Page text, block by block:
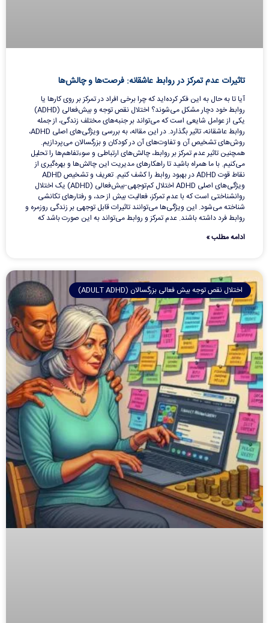
تاثیرات عدم تمرکز در روابط عاشقانه: فرصت‌ها و چالش‌ها
آیا تا به حال به این فکر کرده‌اید که چرا برخی افراد در تمرکز بر روی کارها یا
روابط خود دچار مشکل می‌شوند؟ اختلال نقص توجه و بیش‌فعالی (ADHD)
یکی از عوامل شایعی است که می‌تواند بر جنبه‌های مختلف زندگی، از جمله
روابط عاشقانه، تاثیر بگذارد. در این مقاله، به بررسی ویژگی‌های اصلی ADHD،
روش‌های تشخیص آن و تفاوت‌های آن در کودکان و بزرگسالان می‌پردازیم.
همچنین تاثیر عدم تمرکز بر روابط، چالش‌های ارتباطی و سوءتفاهم‌ها را تحلیل
می‌کنیم. با ما همراه باشید تا راهکارهای مدیریت این چالش‌ها و بهره‌گیری از
نقاط قوت ADHD در بهبود روابط را کشف کنیم. تعریف و تشخیص ADHD
ویژگی‌های اصلی ADHD اختلال کم‌توجهی-بیش‌فعالی (ADHD) یک اختلال
روانشناختی است که با عدم تمرکز، فعالیت بیش از حد، و رفتارهای تکانشی
شناخته می‌شود. این ویژگی‌ها می‌توانند تاثیرات قابل توجهی بر زندگی روزمره و
روابط فرد داشته باشند. عدم تمرکز و روابط می‌تواند به این صورت باشد که
ادامه مطلب »
اختلال نقص توجه بیش فعالی بزرگسالان (ADULT ADHD)